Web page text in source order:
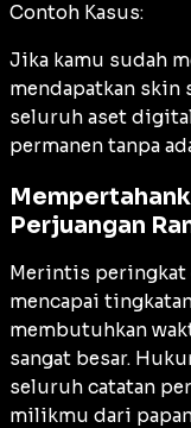
Contoh Kasus:
Jika kamu sudah
mendapatkan skin
seluruh aset
permanen tanpa
Perjuangan
Merintis peringkat
mencapai
membutuhkan
sangat besar.
seluruh catatan
milikmu dari